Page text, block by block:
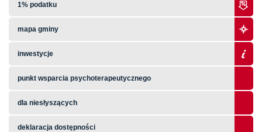
1% podatku
mapa gminy
inwestycje
punkt wsparcia psychoterapeutycznego
dla niesłyszących
deklaracja dostępności